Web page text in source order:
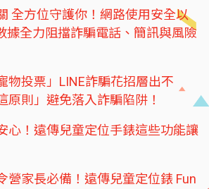
全方位守護你！網路使用安全以
據全力阻擋詐騙電話、簡訊與風險
物投票」LINE詐騙花招層出不
原則」避免落入詐騙陷阱！
心！遠傳兒童定位手錶這些功能讓
營家長必備！遠傳兒童定位錶 Fun